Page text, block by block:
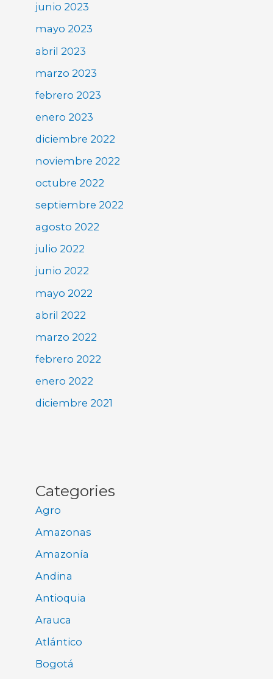
junio 2023
mayo 2023
abril 2023
marzo 2023
febrero 2023
enero 2023
diciembre 2022
noviembre 2022
octubre 2022
septiembre 2022
agosto 2022
julio 2022
junio 2022
mayo 2022
abril 2022
marzo 2022
febrero 2022
enero 2022
diciembre 2021
Categories
Agro
Amazonas
Amazonía
Andina
Antioquia
Arauca
Atlántico
Bogotá